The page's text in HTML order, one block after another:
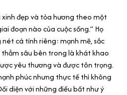
đẹp và tỏa hương theo một
đoạn nào của cuộc sống.” Họ
cá tính riêng: mạnh mẽ, sắc
sâu bên trong là khát khao
yêu thương và được tôn trọng.
phúc nhưng thực tế thì không
diện với những điều bất như ý